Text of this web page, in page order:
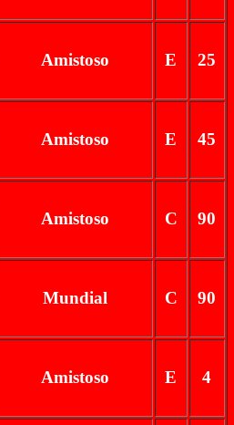
Amistoso E 25
Amistoso E 45
Amistoso C 90
Mundial C 90
Amistoso E 4